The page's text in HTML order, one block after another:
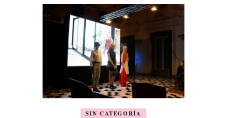
SIN CATEGORÍA